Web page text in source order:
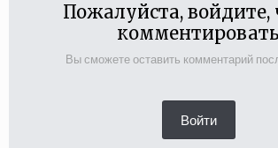
Пожалуйста, войдите,
комментировать
Вы сможете оставить комментарий
Войти